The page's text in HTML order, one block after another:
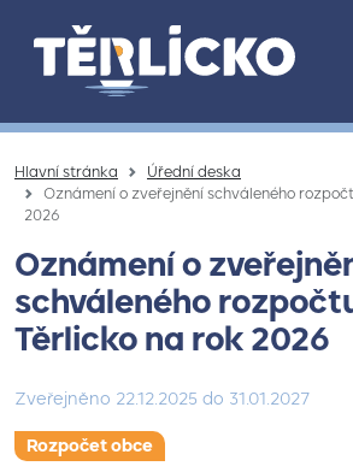
Hlavní stránka
Úřední deska
Oznámení o zveřejnění schváleného
2026
Oznámení o
schváleného
Těrlicko na rok 2026
Zveřejněno 22.12.2025 do 31.01.2027
Rozpočet obce